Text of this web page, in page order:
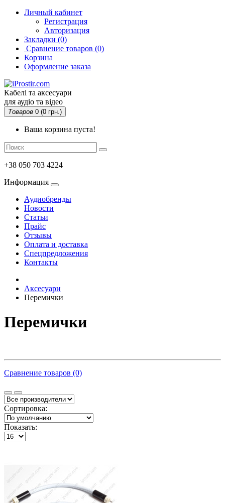
Личный кабинет
Регистрация
Авторизация
Закладки (0)
Сравнение товаров (0)
Корзина
Оформление заказа
Кабелі та аксесуари
для аудіо та відео
Товаров 0 (0 грн.)
Ваша корзина пуста!
+38 050 703 4224
Информация
Аудиобренды
Новости
Статьи
Прайс
Отзывы
Оплата и доставка
Спецпредложения
Контакты
Аксесуари
Перемички
Перемички
Сравнение товаров (0)
Сортировка:
Показать: